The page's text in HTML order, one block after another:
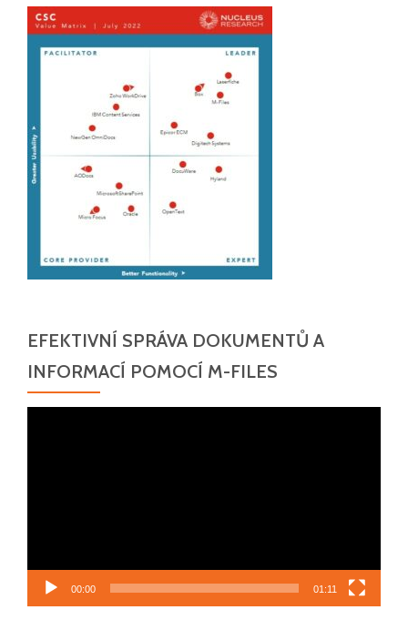
EFEKTIVNÍ SPRÁVA DOKUMENTŮ A
INFORMACÍ POMOCÍ M-FILES
00:00 01:11